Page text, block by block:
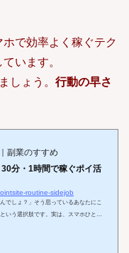
で効率よく稼ぐテク
います。
しょう。 行動の早さ
副業のすすめ
30分・1時間で稼ぐポイ活
routine-sidejob
でしょ？」そう思っているあなたにこ
いう選択肢です。実は、スマホひとつ